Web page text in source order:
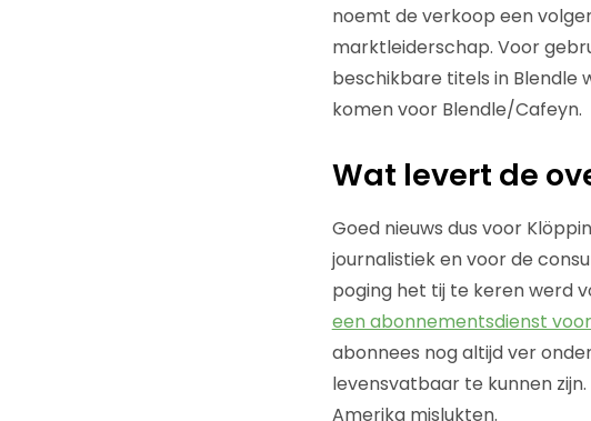
noemt de verkoop een
marktleiderschap. Voor
beschikbare titels in Blendle
komen voor Blendle/Cafeyn.
Wat levert de
Goed nieuws dus voor
journalistiek en voor de
poging het tij te keren werd
een abonnementsdienst
abonnees nog altijd ver
levensvatbaar te kunnen
Amerika mislukten.